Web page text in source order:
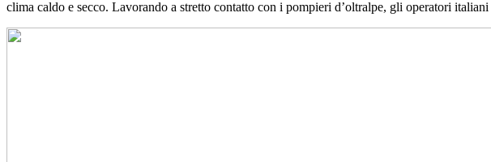
clima caldo e secco. Lavorando a stretto contatto con i pompieri d’oltralpe, gli operatori